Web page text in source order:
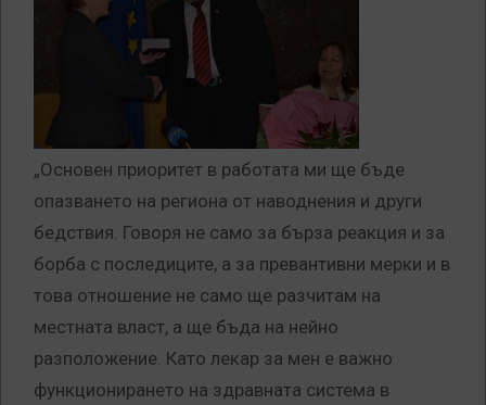
„Основен приоритет в работата ми ще бъде
опазването на региона от наводнения и други
бедствия. Говоря не само за бърза реакция и за
борба с последиците, а за превантивни мерки и в
това отношение не само ще разчитам на
местната власт, а ще бъда на нейно
разположение. Като лекар за мен е важно
функционирането на здравната система в